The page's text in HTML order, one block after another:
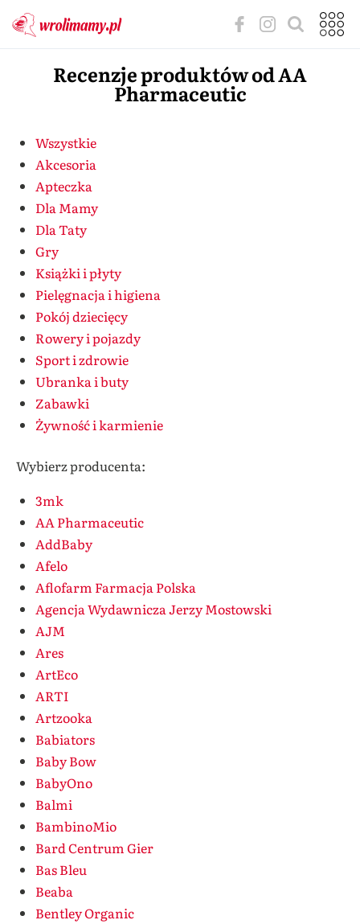
Recenzje produktów od AA
Pharmaceutic
Wszystkie
Akcesoria
Apteczka
Dla Mamy
Dla Taty
Gry
Książki i płyty
Pielęgnacja i higiena
Pokój dziecięcy
Rowery i pojazdy
Sport i zdrowie
Ubranka i buty
Zabawki
Żywność i karmienie
Wybierz producenta:
3mk
AA Pharmaceutic
AddBaby
Afelo
Aflofarm Farmacja Polska
Agencja Wydawnicza Jerzy Mostowski
AJM
Ares
ArtEco
ARTI
Artzooka
Babiators
Baby Bow
BabyOno
Balmi
BambinoMio
Bard Centrum Gier
Bas Bleu
Beaba
Bentley Organic